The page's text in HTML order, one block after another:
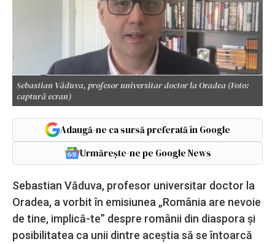
Sebastian Văduva, profesor universitar doctor la Oradea (Foto:
captură ecran)
Adaugă-ne ca sursă preferată în Google
Urmărește-ne pe Google News
Sebastian Văduva, profesor universitar doctor la
Oradea, a vorbit în emisiunea „România are nevoie
de tine, implică-te” despre românii din diaspora și
posibilitatea ca unii dintre aceștia să se întoarcă